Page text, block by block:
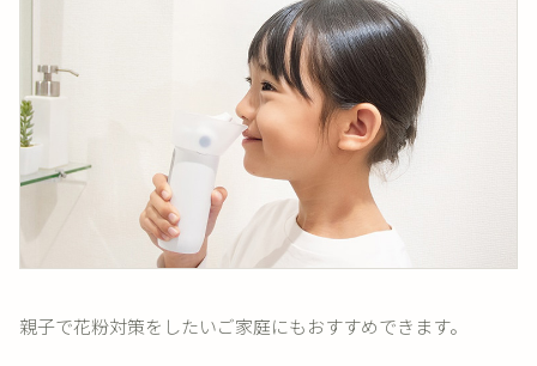
親子で花粉対策をしたいご家庭にもおすすめできます。